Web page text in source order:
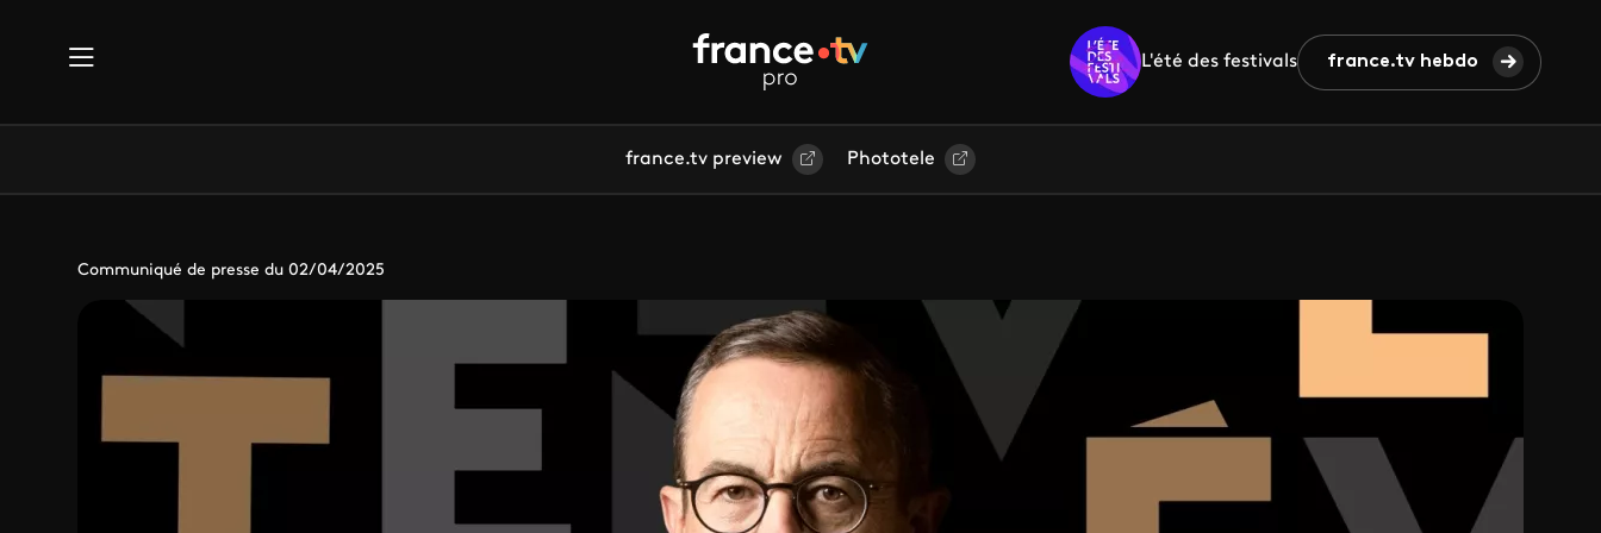
L'été des festivals france.tv hebdo
france.tv preview Phototele
Communiqué de presse du 02/04/2025